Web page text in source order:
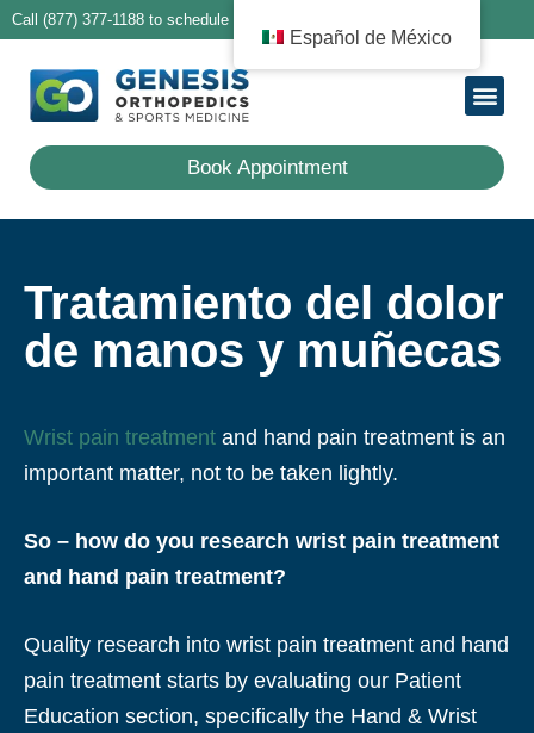
Call (877) 377-1188 to schedule your first appointment
Book Appointment
Tratamiento del dolor
de manos y muñecas
Wrist pain treatment and hand pain treatment is an
important matter, not to be taken lightly.
So – how do you research wrist pain treatment
and hand pain treatment?
Quality research into wrist pain treatment and hand
pain treatment starts by evaluating our Patient
Education section, specifically the Hand & Wrist
Español de México